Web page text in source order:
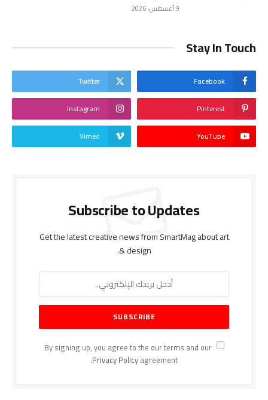
9 أغسطس، 2026
Stay In Touch
Facebook
Twitter
Pinterest
Instagram
YouTube
Vimeo
Subscribe to Updates
Get the latest creative news from SmartMag about art
& design.
By signing up, you agree to the our terms and our
Privacy Policyagreement.